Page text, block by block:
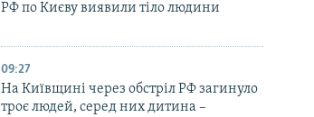
РФ по Києву виявили тіло людини
09:27
На Київщині через обстріл РФ загинуло
троє людей, серед них дитина –